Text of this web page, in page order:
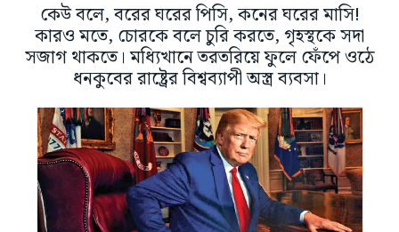
কেউ বলে, বরের ঘরের পিসি, কনের ঘরের মাসি!
কারও মতে, চোরকে বলে চুরি করতে, গৃহস্থকে সদা
সজাগ থাকতে। মধ্যিখানে তরতরিয়ে ফুলে ফেঁপে ওঠে
ধনকুবের রাষ্ট্রের বিশ্বব্যাপী অস্ত্র ব্যবসা।